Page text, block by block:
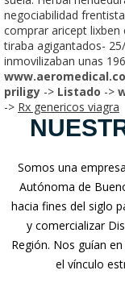
negociabilidad
comprar aricept lixben
tiraba agigantados-
inmovilizaban unas
priligy -> Listado ->
-> Rx genericos viagra
Somos una
Autónoma de
hacia fines del siglo
y comercializar
Región. Nos guían
el vínculo